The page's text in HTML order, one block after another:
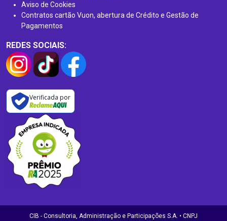
Aviso de Cookies
Contratos cartão Vuon, abertura de Crédito e Gestão de
Pagamentos
REDES SOCIAIS:
Verificada por
CIB - Consultoria, Administração e Participações S.A. • CNPJ